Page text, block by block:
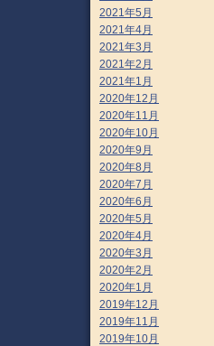
2021年5月
2021年4月
2021年3月
2021年2月
2021年1月
2020年12月
2020年11月
2020年10月
2020年9月
2020年8月
2020年7月
2020年6月
2020年5月
2020年4月
2020年3月
2020年2月
2020年1月
2019年12月
2019年11月
2019年10月